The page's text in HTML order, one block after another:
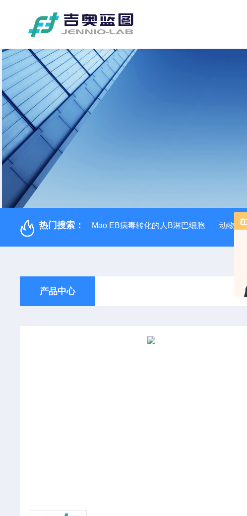
热门搜索： Mao EB病毒转化的人B淋巴细胞 动物实
产品中心